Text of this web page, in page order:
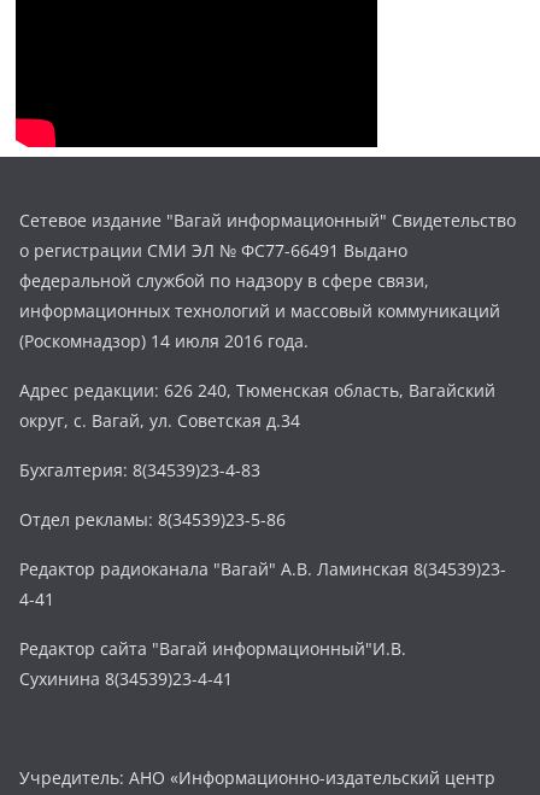
Сетевое издание "Вагай информационный" Свидетельство
о регистрации СМИ ЭЛ № ФС77-66491 Выдано
федеральной службой по надзору в сфере связи,
информационных технологий и массовый коммуникаций
(Роскомнадзор) 14 июля 2016 года.
Адрес редакции: 626 240, Тюменская область, Вагайский
округ, с. Вагай, ул. Советская д.34
Бухгалтерия: 8(34539)23-4-83
Отдел рекламы: 8(34539)23-5-86
Редактор радиоканала "Вагай" А.В. Ламинская 8(34539)23-
4-41
Редактор сайта "Вагай информационный"И.В.
Сухинина 8(34539)23-4-41
Учредитель: АНО «Информационно-издательский центр